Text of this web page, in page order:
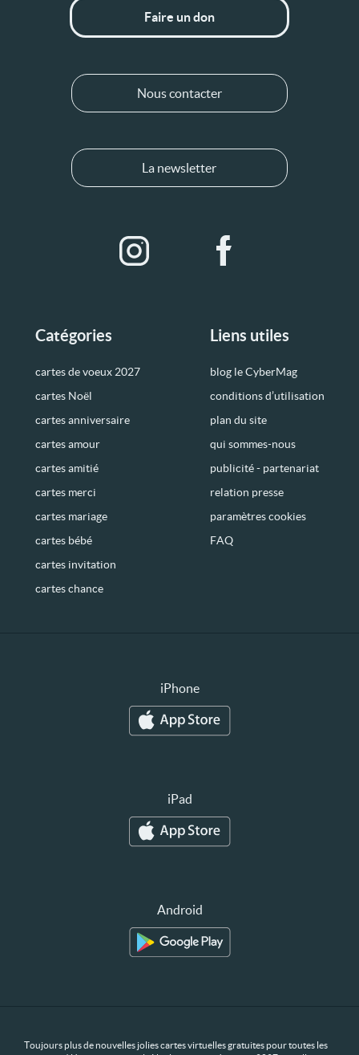
Catégories
cartes de voeux 2027
cartes Noël
cartes anniversaire
cartes amour
cartes amitié
cartes merci
cartes mariage
cartes bébé
cartes invitation
cartes chance
Liens utiles
blog le CyberMag
conditions d’utilisation
plan du site
qui sommes-nous
publicité - partenariat
relation presse
paramètres cookies
FAQ
Faire un don
Nous contacter
La newsletter
iPhone
iPad
Android
Toujours plus de nouvelles jolies cartes virtuelles gratuites pour toutes les